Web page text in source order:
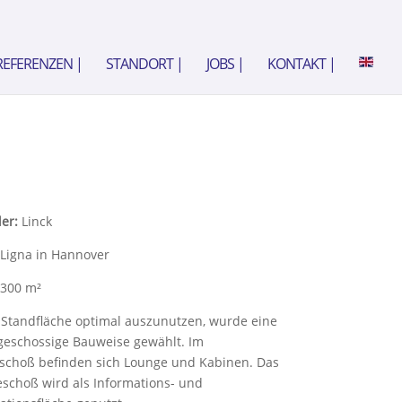
| STANDORT | JOBS | KONTAKT |
Linck
Ligna in Hannover
300 m²
optimal auszunutzen, wurde eine
Bauweise gewählt. Im
befinden sich Lounge und Kabinen. Das
wird als Informations- und